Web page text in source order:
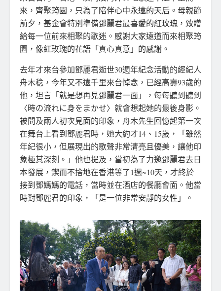
來，齊聚筠園，只為了陪伴心中永遠的天后。母親節
前夕，基金會特別準備鄧麗君最喜愛的紅玫瑰，致贈
給每一位前來相聚的歌迷。感謝大家遠道而來相聚筠
園，像紅玫瑰的花語「真心真意」的感謝。
去年才來台參加鄧麗君逝世30週年紀念活動的經紀人
舟木稔，今年又不遠千里來台悼念，已經高壽93歲的
他，坦言「就是想再見鄧麗君一面」，每每聽到聽到
〈時の流れに身をまかせ〉就會想起她的最後身影。
被問及兩人初次見面的印象，舟木先生回憶起第一次
在舞台上看到鄧麗君時，她大約才14、15歲，「雖然
年紀很小，但展現出的歌聲非常清亮且優美，讓他印
象極其深刻。」他也提及，當初為了力邀鄧麗君去日
本發展，鍥而不捨地在香港等了1週~10天，才終於
接到鄧媽媽的電話，當時並在酒店的餐廳會面。他當
時對鄧麗君的印象，「是一位非常安靜的女性」。